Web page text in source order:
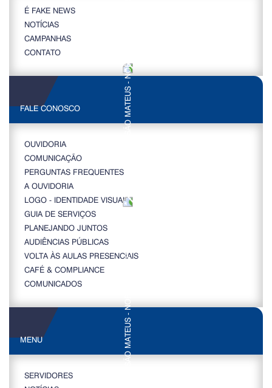
É FAKE NEWS
NOTÍCIAS
CAMPANHAS
CONTATO
FALE CONOSCO
OUVIDORIA
COMUNICAÇÃO
PERGUNTAS FREQUENTES
A OUVIDORIA
LOGO - IDENTIDADE VISUAL
GUIA DE SERVIÇOS
PLANEJANDO JUNTOS
AUDIÊNCIAS PÚBLICAS
VOLTA ÀS AULAS PRESENCIAIS
CAFÉ & COMPLIANCE
COMUNICADOS
MENU
SERVIDORES